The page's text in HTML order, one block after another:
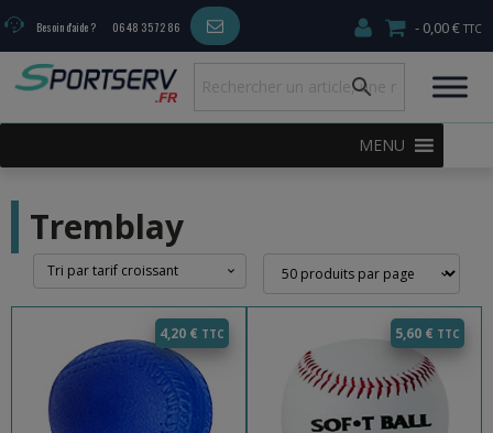
Besoin d'aide ? 06 48 35 72 86 0,00 €
MENU
Tremblay
4,20 € 5,60 €